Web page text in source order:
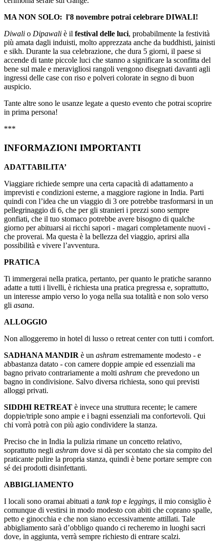
MA NON SOLO: l'8 novembre potrai celebrare DIWALI!
Diwali o Dipawali è il festival delle luci, probabilmente la festività
più amata dagli induisti, molto apprezzata anche da buddhisti, jainisti
e sikh. Durante la sua celebrazione, che dura 5 giorni, il paese si
accende di tante piccole luci che stanno a significare la sconfitta del
bene sul male e meravigliosi rangoli vengono disegnati davanti agli
ingressi delle case con riso e polveri colorate in segno di buon
auspicio.
Tante altre sono le usanze legate a questo evento che potrai scoprire
in prima persona!
***
INFORMAZIONI IMPORTANTI
ADATTABILITA’
Viaggiare richiede sempre una certa capacità di adattamento a
imprevisti e condizioni esterne, a maggiore ragione in India. Parti
quindi con l’idea che un viaggio di 3 ore potrebbe trasformarsi in un
pellegrinaggio di 6, che per gli stranieri i prezzi sono sempre
gonfiati, che il tuo stomaco potrebbe avere bisogno di qualche
giorno per abituarsi ai ricchi sapori - magari completamente nuovi -
che proverai. Ma questa è la bellezza del viaggio, aprirsi alla
possibilità e vivere l’avventura.
PRATICA
Ti immergerai nella pratica, pertanto, per quanto le pratiche saranno
adatte a tutti i livelli, è richiesta una pratica pregressa e, soprattutto,
un interesse ampio verso lo yoga nella sua totalità e non solo verso
gli asana.
ALLOGGIO
Non alloggeremo in hotel di lusso o retreat center con tutti i comfort.
SADHANA MANDIR è un ashram estremamente modesto - e
abbastanza datato - con camere doppie ampie ed essenziali ma
bagno privato contrariamente a molti ashram che prevedono un
bagno in condivisione. Salvo diversa richiesta, sono qui previsti
alloggi privati.
SIDDHI RETREAT è invece una struttura recente; le camere
doppie/triple sono ampie e i bagni essenziali ma confortevoli. Qui
chi vorrà potrà con più agio condividere la stanza.
Preciso che in India la pulizia rimane un concetto relativo,
soprattutto negli ashram dove si dà per scontato che sia compito del
praticante pulire la propria stanza, quindi è bene portare sempre con
sé dei prodotti disinfettanti.
ABBIGLIAMENTO
I locali sono oramai abituati a tank top e leggings, il mio consiglio è
comunque di vestirsi in modo modesto con abiti che coprano spalle,
petto e ginocchia e che non siano eccessivamente attillati. Tale
abbigliamento sarà d’obbligo quando ci recheremo in luoghi sacri
dove, in aggiunta, verrà sempre richiesto di entrare scalzi.